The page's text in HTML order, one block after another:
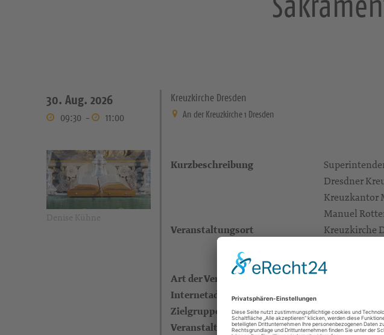
30. Aug. 2026
09:30 - 11:00
Kreuzkirche Dresden
An der Kreuzkirche 1 Dresden
Kurzbeschreibung
Dresdner
Kreuzkantor
Manuel
Veranstaltungsort
Kreuzkirche
01067 Dresden
Art der Veranstaltung Gottesdienste
Internetadresse https://
Zielgruppe Alle
Veranstalter Ev.-Luth.